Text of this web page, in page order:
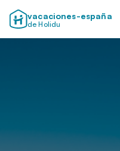
vacaciones-españa
de Holidu